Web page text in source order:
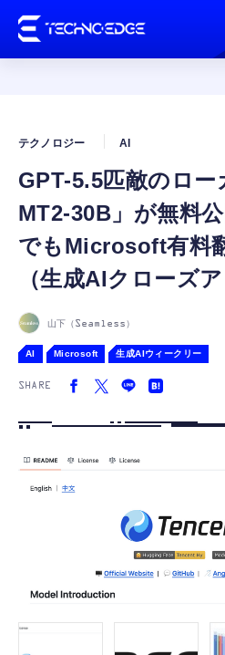
AI
ガジェ
ゲー
カルチ
GPT-5.5匹敵のロ
MT2-30B」が無料
でもMicrosoft有料
（生成AIクローズア
テクノロジー AI
山下（Seamless）
AI Microsoft 生成AIウィークリー
SHARE